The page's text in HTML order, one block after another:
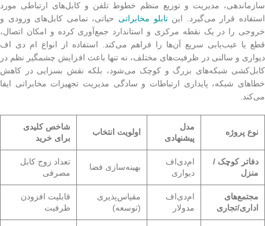
سازماندهی، مدیریت و توزیع منظم خطوط تلفن و کابل‌های ارتباطی مورد
استفاده قرار می‌گیرد. اینتابلو مخابراتی حیاتی، تمامی کابل‌های ورودی و
خروجی را در یک نقطه مرکزی و استاندارد جمع‌آوری کرده و امکان اتصال،
قطع یا عیب‌یابی سریع آن‌ها را فراهم می‌کند. استفاده از انواع ام دی اف
دیواری و سالنی در ظرفیت‌های مختلف، نه تنها باعث افزایش چشمگیر نظم در
کابل‌کشی شبکه‌های بزرگ و کوچک می‌شود، بلکه نقش بسزایی در کاهش
خطاهای شبکه، پایداری ارتباطات و سادگی مدیریت تجهیزات مخابراتی ایفا
می‌کند.
نوع پروژه
مدل
پیشنهادی
اولویت انتخاب
شاخص کلیدی
برای خرید
دفاتر کوچک /
منزل
ام‌دی‌اف
دیواری
بهینه‌سازی فضا
تعداد زوج کابل
مصرفی
مجتمع‌های
اداری/تجاری
ام‌دی‌اف
مدولار
مقیاس‌پذیری
(توسعه)
قابلیت افزودن
ظرفیت